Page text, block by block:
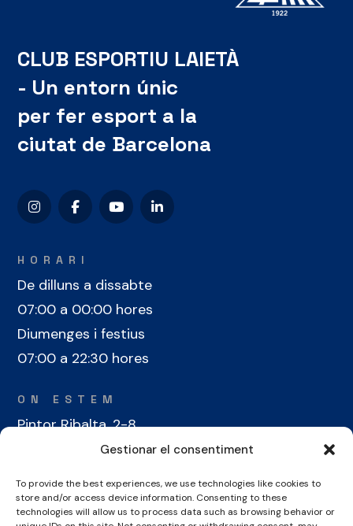
Gestionar el consentiment
To provide the best experiences, we use technologies like cookies to
store and/or access device information. Consenting to these
technologies will allow us to process data such as browsing behavior or
CLUB ESPORTIU LAIETÀ
- Un entorn únic
per fer esport a la
ciutat de Barcelona
HORARI
De dilluns a dissabte
07:00 a 00:00 hores
Diumenges i festius
07:00 a 22:30 hores
ON ESTEM
Pintor Ribalta, 2-8
08028 Barcelona
CONTACTE
+34 934 486 350